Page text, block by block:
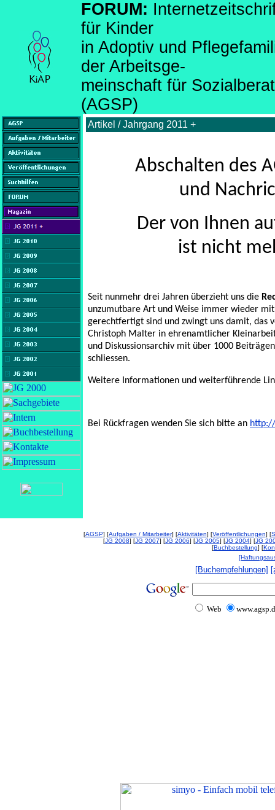
FORUM:
für Kinder
in Adoptiv und
der Arbeitsge-
meinschaft für
(AGSP)
Artikel / Jahrgang 2011 +
Abschalten des
und
Der von Ihnen
ist nicht
Seit nunmehr drei Jahren überzieht uns die
unzumutbare Art und Weise immer wieder
gerechtfertigt sind und zwingt uns damit, das
Christoph Malter in ehrenamtlicher
und Diskussionsarchiv mit über 1000
schliessen.
Weitere Informationen und weiterführende
Bei Rückfragen wenden Sie sich bitte an
[AGSP] [Aufgaben / Mitarbeiter] [Aktivitäten] [Veröffentlichungen] [
[JG 2008] [JG 2007] [JG 2006] [JG 2005] [JG 2004] [JG
[Buchbestellung] [
[Buchempfehlungen]
Web